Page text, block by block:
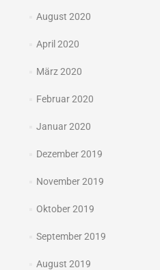
August 2020
April 2020
März 2020
Februar 2020
Januar 2020
Dezember 2019
November 2019
Oktober 2019
September 2019
August 2019